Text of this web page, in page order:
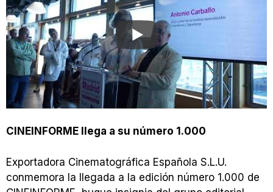
CINEINFORME llega a su número 1.000
Exportadora Cinematográfica Española S.L.U.
conmemora la llegada a la edición número 1.000 de